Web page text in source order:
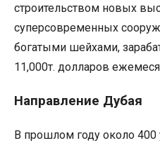
строительством новых
суперсовременных
богатыми шейхами,
11,000т. долларов
Направление Дубая
В прошлом году около 400